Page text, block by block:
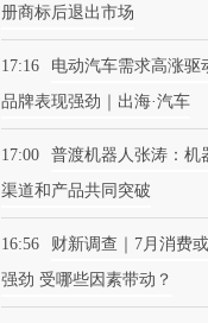
册商标后退出市场
17:16
电动汽车需求高涨驱
品牌表现强劲｜出海·汽车
17:00
普渡机器人张涛：机
渠道和产品共同突破
16:56
财新调查｜7月消费
强劲 受哪些因素带动？